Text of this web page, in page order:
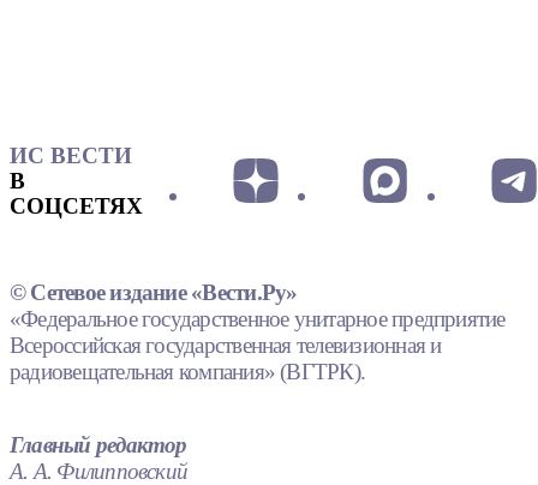
ИС ВЕСТИ
В
СОЦСЕТЯХ
© Сетевое издание «Вести.Ру»
«Федеральное государственное унитарное предприятие
Всероссийская государственная телевизионная и
радиовещательная компания» (ВГТРК).
Главный редактор
А. А. Филипповский